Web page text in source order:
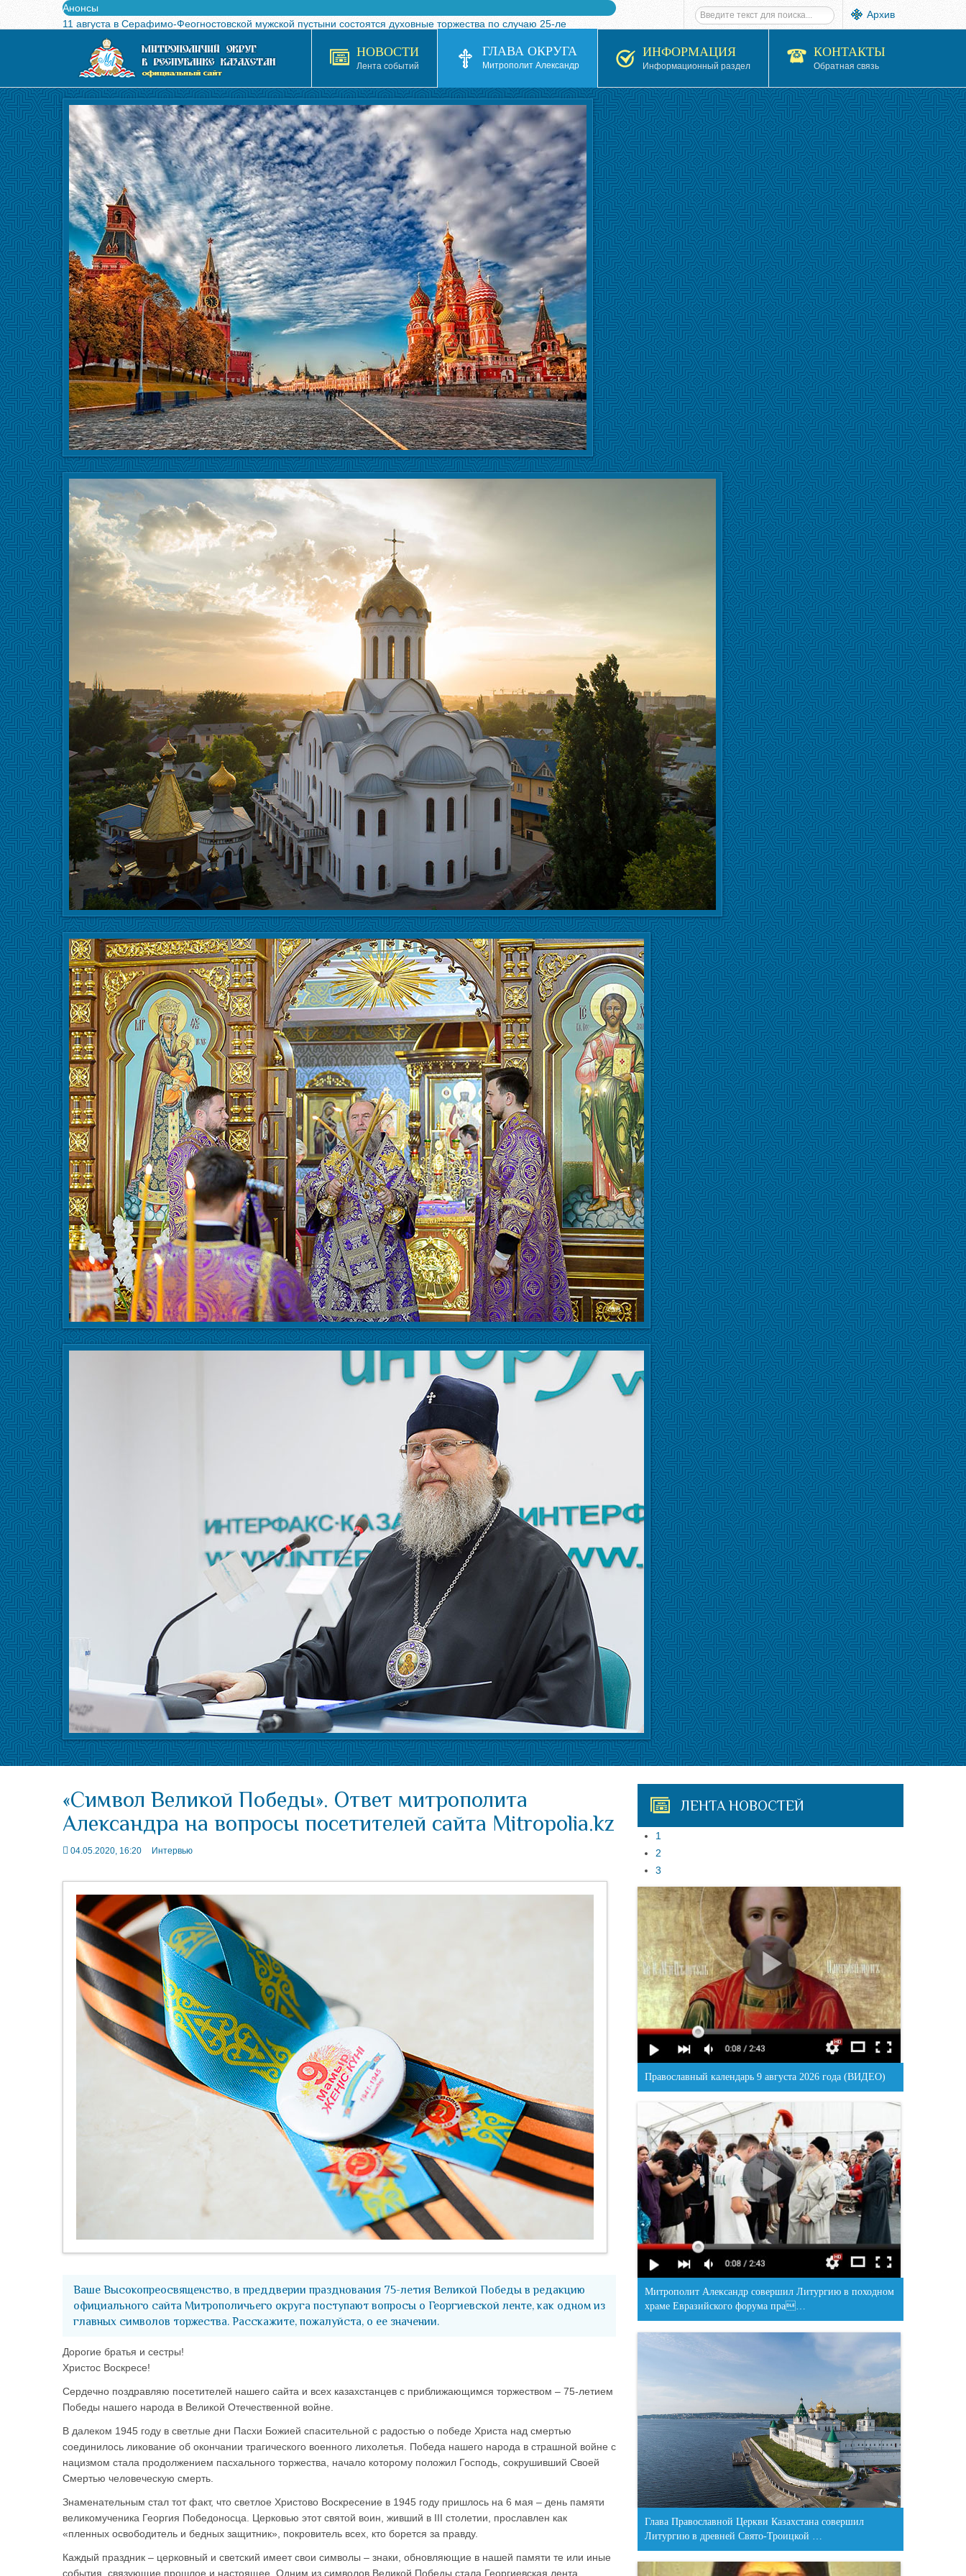
Анонсы
11 августа в Серафимо-Феогностовской мужской пустыни состоятся духовные торжества по случаю 25-ле
Выпущен в свет буклет о проведении Международного турнира по волейболу, посвященного 25-летию обр
Вышел в свет новый номер журнала «Свет Православия в Казахстане»
Вышла в свет монография «Управляющие Алма-Атинской епархией Русской Православной Церкви в 1927–19
Алма-Атинская духовная семинария объявляет прием документов на 2026-2027 учебный год
Архив
НОВОСТИ
Лента событий
ГЛАВА ОКРУГА
Митрополит Александр
ИНФОРМАЦИЯ
Информационный раздел
КОНТАКТЫ
Обратная связь
«Символ Великой Победы». Ответ митрополита
Александра на вопросы посетителей сайта Mitropolia.kz
04.05.2020, 16:20 Интервью
Ваше Высокопреосвященство, в преддверии празднования 75-летия Великой Победы в редакцию
официального сайта Митрополичьего округа поступают вопросы о Георгиевской ленте, как одном из
главных символов торжества. Расскажите, пожалуйста, о ее значении.
Дорогие братья и сестры!
Христос Воскресе!
Сердечно поздравляю посетителей нашего сайта и всех казахстанцев с приближающимся торжеством – 75-летием
Победы нашего народа в Великой Отечественной войне.
В далеком 1945 году в светлые дни Пасхи Божией спасительной с радостью о победе Христа над смертью
соединилось ликование об окончании трагического военного лихолетья. Победа нашего народа в страшной войне с
нацизмом стала продолжением пасхального торжества, начало которому положил Господь, сокрушивший Своей
Смертью человеческую смерть.
Знаменательным стал тот факт, что светлое Христово Воскресение в 1945 году пришлось на 6 мая – день памяти
великомученика Георгия Победоносца. Церковью этот святой воин, живший в III столетии, прославлен как
«пленных освободитель и бедных защитник», покровитель всех, кто борется за правду.
Каждый праздник – церковный и светский имеет свои символы – знаки, обновляющие в нашей памяти те или иные
события, связующие прошлое и настоящее. Одним из символов Великой Победы стала Георгиевская лента.
ЛЕНТА НОВОСТЕЙ
1
2
3
Православный календарь 9 августа 2026 года (ВИДЕО)
Митрополит Александр совершил Литургию в походном
храме Евразийского форума пра…
Глава Православной Церкви Казахстана совершил
Литургию в древней Свято-Троицкой …